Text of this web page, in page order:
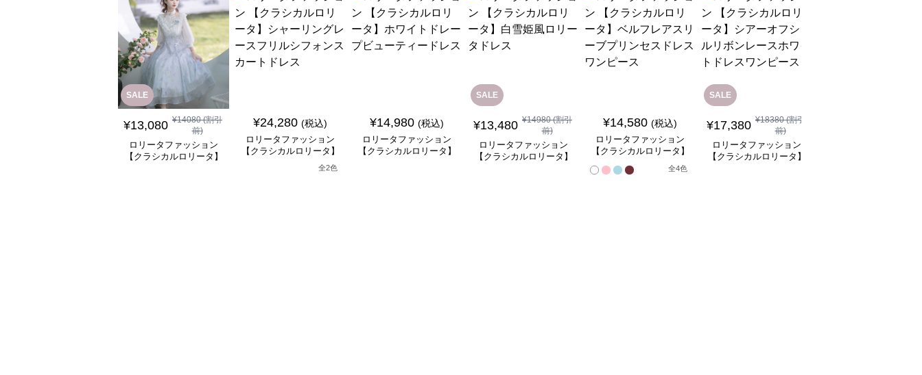
SALE
¥13,080 ¥14080(割引
前)
ロリータファッション
【クラシカルロリータ】
¥24,280 (税込)
ロリータファッション
【クラシカルロリータ】
シャーリングレースフリ
ルシフォンスカートドレ
全2色
¥14,980 (税込)
ロリータファッション
【クラシカルロリータ】
SALE
¥13,480 ¥14980(割引
前)
ロリータファッション
【クラシカルロリータ】
¥14,580 (税込)
ロリータファッション
【クラシカルロリータ】
ベルフレアスリーブプリ
ンセスドレスワンピース
全4色
SALE
¥17,380 ¥18380(割引
前)
ロリータファッション
【クラシカルロリータ】